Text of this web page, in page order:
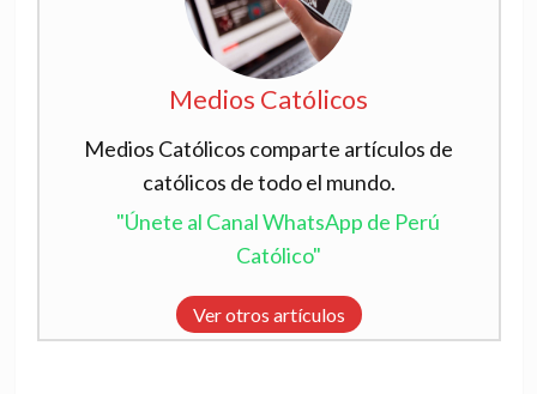
Medios Católicos
Medios Católicos comparte artículos de
católicos de todo el mundo.
"Únete al Canal WhatsApp de Perú
Católico"
Ver otros artículos